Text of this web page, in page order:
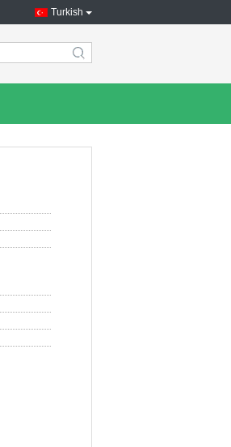
Turkish
search